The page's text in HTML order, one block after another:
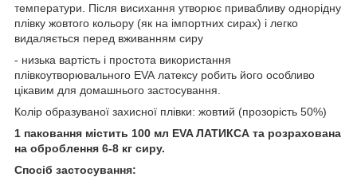
температури. Після висихання утворює привабливу однорідну
плівку жовтого кольору (як на імпортних сирах) і легко
видаляється перед вживанням сиру
- низька вартість і простота використання
плівкоутворювального EVA латексу робить його особливо
цікавим для домашнього застосування.
Колір образуваної захисної плівки: жовтий (прозорість 50%)
1 паковання містить 100 мл EVA ЛАТИКСА та розрахована
на оброблення 6-8 кг сиру.
Спосіб застосування: